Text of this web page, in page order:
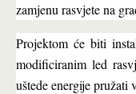
zamjenu rasvjete na
Projektom će biti
modificiranim led
uštede energije pružati